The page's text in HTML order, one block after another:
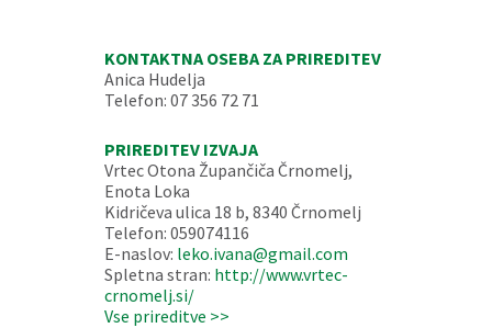
KONTAKTNA OSEBA ZA PRIREDITEV
Anica Hudelja
Telefon: 07 356 72 71
PRIREDITEV IZVAJA
Vrtec Otona Župančiča Črnomelj,
Enota Loka
Kidričeva ulica 18 b, 8340 Črnomelj
Telefon: 059074116
E-naslov: leko.ivana@gmail.com
Spletna stran: http://www.vrtec-
crnomelj.si/
Vse prireditve >>